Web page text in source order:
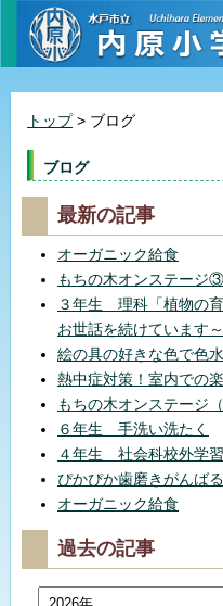
トップ> ブログ
ブログ
最新の記事
オーガニック給食
もちの木オンステージ
３年生 理科「植物の
お世話を続けています～
絵の具の好きな色で色
熱中症対策！室内での
もちの木オンステージ（
６年生 手洗い洗たく
４年生 社会科校外学習
ぴかぴか歯磨きがんばる
オーガニック給食
過去の記事